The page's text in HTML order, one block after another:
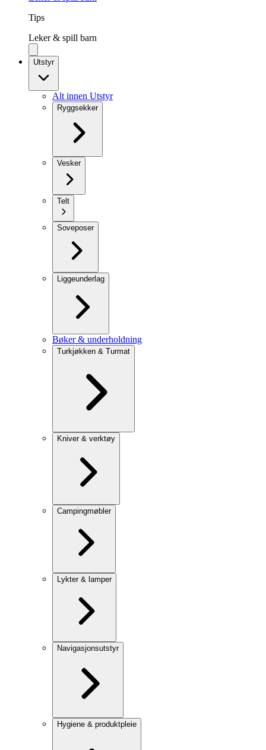
Tips
Leker & spill barn
Utstyr
Alt innen Utstyr
Ryggsekker
Vesker
Telt
Soveposer
Liggeunderlag
Bøker & underholdning
Turkjøkken & Turmat
Kniver & verktøy
Campingmøbler
Lykter & lamper
Navigasjonsutstyr
Hygiene & produktpleie